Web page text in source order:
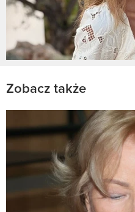
Zobacz także